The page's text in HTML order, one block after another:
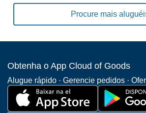
Procure mais
Obtenha o App Cloud of Goods
Alugue rápido · Gerencie pedidos ·